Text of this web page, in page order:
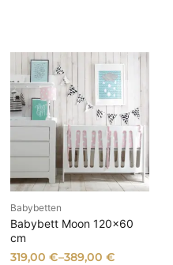
Babybetten
Babybett Moon 120×60
cm
319,00 €–389,00 €